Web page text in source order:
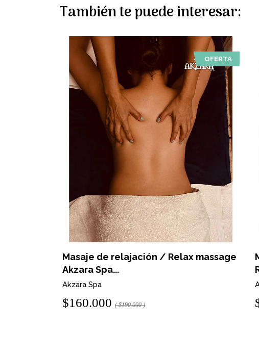
También te puede interesar:
OFERTA
Masaje de relajación / Relax massage
Akzara Spa...
Akzara Spa
$160.000( $190.000 )